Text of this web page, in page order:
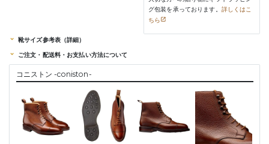
グ包装を承っております。 詳しくはこ
ちら
靴サイズ参考表（詳細）
ご注文・配送料・お支払い方法について
コニストン -coniston-